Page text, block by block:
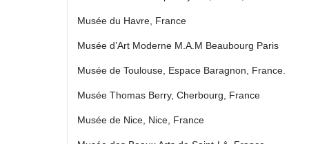
Musée du Havre, France
Musée d’Art Moderne M.A.M Beaubourg Paris
Musée de Toulouse, Espace Baragnon, France.
Musée Thomas Berry, Cherbourg, France
Musée de Nice, Nice, France